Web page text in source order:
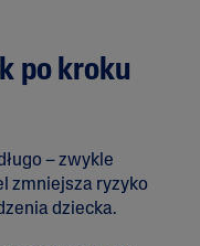
po kroku
– zwykle
zmniejsza ryzyko
dziecka.